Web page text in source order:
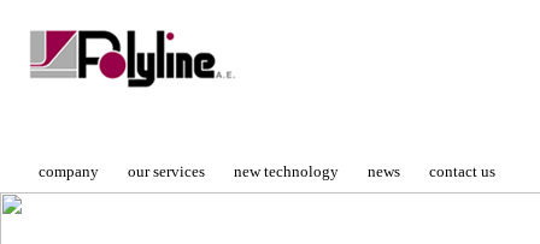
company our services new technology news contact us